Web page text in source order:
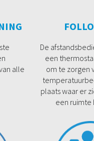
alle
De
een
om te zorgen
plaats waar er
een ruimte